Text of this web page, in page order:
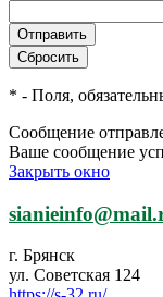
* - Поля,
Сообщение
Ваше сообщение
Закрыть окно
г. Брянск
ул. Советская 124